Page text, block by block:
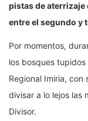
pistas de
entre el segundo y
Por momentos,
los bosques
Regional Imiria, con
divisar a lo lejos las
Divisor.